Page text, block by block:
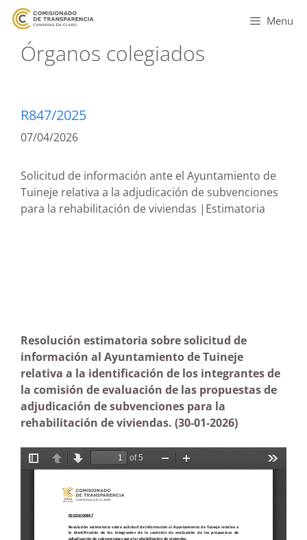
Menu
Órganos colegiados
R847/2025
07/04/2026
Solicitud de información ante el Ayuntamiento de
Tuineje relativa a la adjudicación de subvenciones
para la rehabilitación de viviendas |Estimatoria
Resolución estimatoria sobre solicitud de
información al Ayuntamiento de Tuineje
relativa a la identificación de los integrantes de
la comisión de evaluación de las propuestas de
adjudicación de subvenciones para la
rehabilitación de viviendas. (30-01-2026)